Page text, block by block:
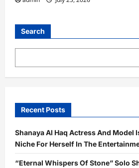
Search
Recent Posts
Shanaya Al Haq Actress And Model
Niche For Herself In The
“Eternal Whispers Of Stone” Solo